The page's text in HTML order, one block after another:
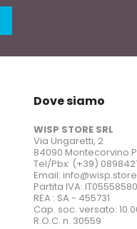
Dove siamo
WISP STORE SRL
Via Ungaretti, 2
84090 Montecorvino
Tel/Pbx: (+39)
Email: info@wisp.store
Partita IVA:
REA : SA - 455731
Cap. soc. versato:
R.O.C. n. 30559